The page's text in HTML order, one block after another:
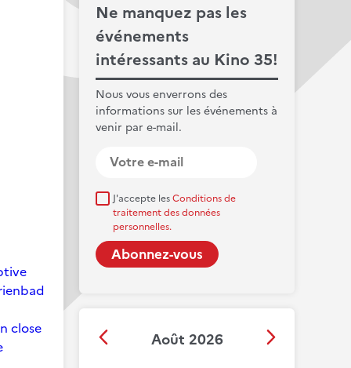
Ne manquez pas les
événements
intéressants au Kino 35!
Nous vous enverrons des
informations sur les événements à
venir par e-mail.
J'accepte lesConditions de
traitement des données
personnelles.
Août 2026
close